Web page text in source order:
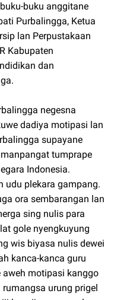
buku anggitane
Purbalingga, Ketua
lan Perpustakaan
Kabupaten
dan
negesna
dadiya motipasi lan
supayane
tumprape
Indonesia.
udu plekara gampang.
ora sembarangan lan
sing nulis para
gole nyengkuyung
wis biyasa nulis dewei
kanca-kanca guru
motipasi kanggo
urung prigel